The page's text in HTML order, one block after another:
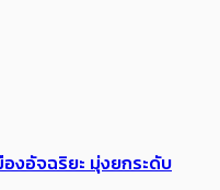
งอัจฉริยะ มุ่งยกระดับ